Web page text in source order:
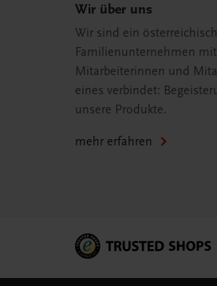
Wir über uns
Wir sind ein
Familienunternehmen mit
Mitarbeiterinnen und
eines verbindet:
unsere Produkte.
mehr erfahren